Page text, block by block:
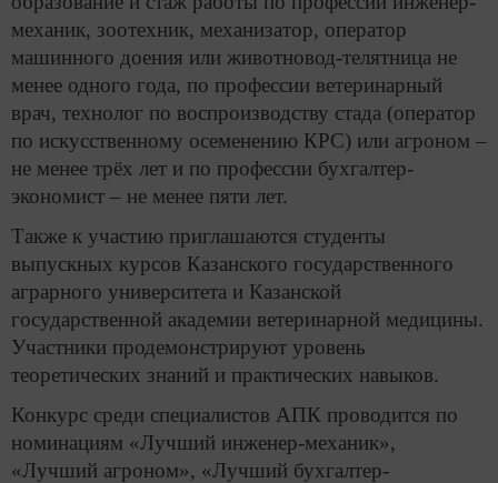
механик, зоотехник, механизатор, оператор
машинного доения или животновод-телятница не
менее одного года, по профессии ветеринарный
врач, технолог по воспроизводству стада (оператор
по искусственному осеменению КРС) или агроном –
не менее трёх лет и по профессии бухгалтер-
экономист – не менее пяти лет.
Также к участию приглашаются студенты
выпускных курсов Казанского государственного
аграрного университета и Казанской
государственной академии ветеринарной медицины.
Участники продемонстрируют уровень
теоретических знаний и практических навыков.
Конкурс среди специалистов АПК проводится по
номинациям «Лучший инженер-механик»,
«Лучший агроном», «Лучший бухгалтер-